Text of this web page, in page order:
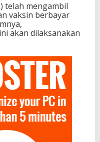
telah mengambil
vaksin berbayar
akan dilaksanakan